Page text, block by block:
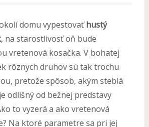
domu vypestovaťhustý
, na starostlivosť oň bude
vretenová kosačka. V bohatej
rôznych druhov sú tak trochu
pretože spôsob, akým steblá
odlišný od bežnej predstavy
to vyzerá a ako vretenová
Na ktoré parametre sa pri jej